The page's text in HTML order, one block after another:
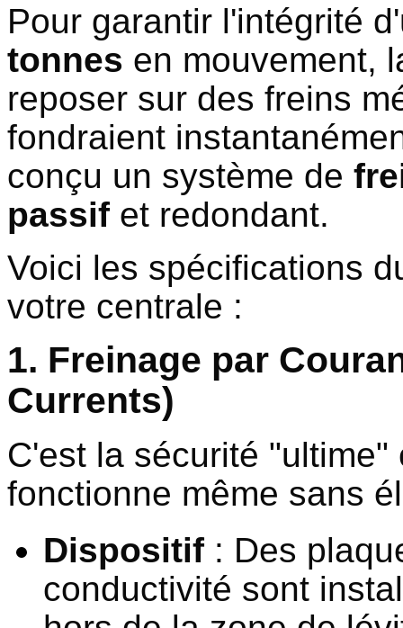
Pour garantir l'intégrité
tonnes en mouvement,
reposer sur des freins
fondraient
conçu un système de
passif et redondant.
Voici les spécifications
votre centrale :
1. Freinage par
Currents)
C'est la sécurité
fonctionne même sans
Dispositif : Des
conductivité sont